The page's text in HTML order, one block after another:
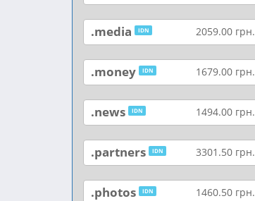
.media IDN 2059.00 грн.
.money IDN 1679.00 грн.
.news IDN 1494.00 грн.
.partners IDN 3301.50 грн.
.photos IDN 1460.50 грн.